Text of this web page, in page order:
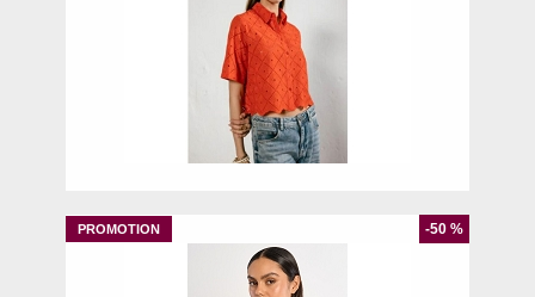
M
-50 %